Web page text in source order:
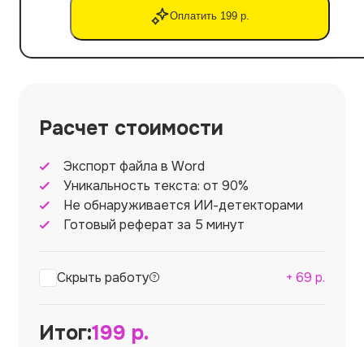
Оплатить 199 р.
Расчет стоимости
Экспорт файла в Word
Уникальность текста: от 90%
Не обнаруживается ИИ-детекторами
Готовый реферат за 5 минут
Скрыть работу + 69 р.
Итог:199 р.